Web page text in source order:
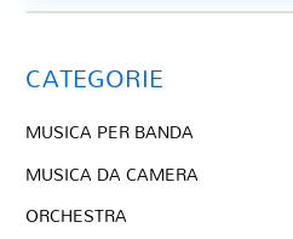
CATEGORIE
MUSICA PER BANDA
MUSICA DA CAMERA
ORCHESTRA